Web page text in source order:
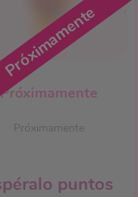
Próximamente
Próximamente
puntos
Próximamente